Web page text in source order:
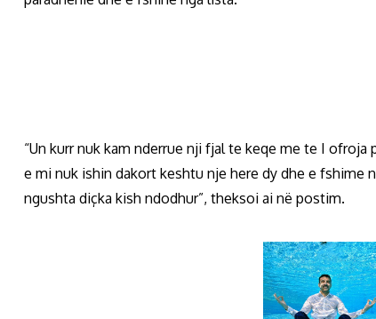
“Un kurr nuk kam nderrue nji fjal te keqe me te I
e mi nuk ishin dakort keshtu nje here dy dhe e fshime
ngushta diçka kish ndodhur”, theksoi ai në postim.